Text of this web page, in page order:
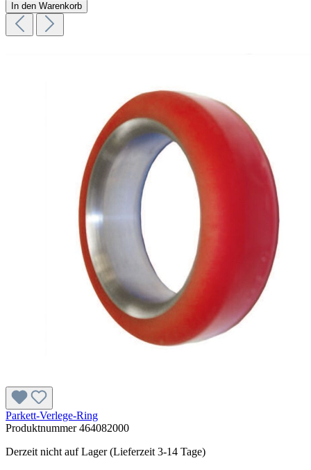
In den Warenkorb
Parkett-Verlege-Ring
Produktnummer464082000
Derzeit nicht auf Lager (Lieferzeit 3-14 Tage)